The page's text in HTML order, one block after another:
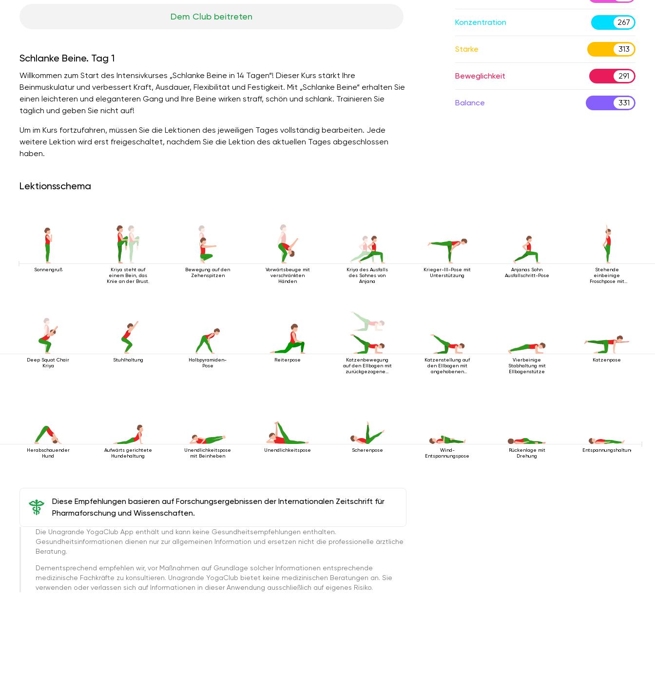
Dem Club beitreten
Schlanke Beine. Tag 1
Willkommen zum Start des Intensivkurses „Schlanke Beine in 14 Tagen“! Dieser Kurs stärkt Ihre
Beinmuskulatur und verbessert Kraft, Ausdauer, Flexibilität und Festigkeit. Mit „Schlanke Beine“ erhalten Sie
einen leichteren und eleganteren Gang und Ihre Beine wirken straff, schön und schlank. Trainieren Sie
täglich und geben Sie nicht auf!
Um im Kurs fortzufahren, müssen Sie die Lektionen des jeweiligen Tages vollständig bearbeiten. Jede
weitere Lektion wird erst freigeschaltet, nachdem Sie die Lektion des aktuellen Tages abgeschlossen
haben.
Konzentration 267
Stärke 313
Beweglichkeit 291
Balance 331
Lektionsschema
Sonnengruß
Kriya steht auf
einem Bein, das
Knie an der Brust.
Bewegung auf den
Zehenspitzen
Vorwärtsbeuge mit
verschränkten
Händen
Kriya des Ausfalls
des Sohnes von
Anjana
Krieger-III-Pose mit
Unterstützung
Anjanas Sohn
Ausfallschritt-Pose
Stehende
einbeinige
Froschpose mit
Deep Squat Chair
Kriya
Stuhlhaltung
Halbpyramiden-
Pose
Reiterpose
Katzenbewegung
auf den Ellbogen mit
zurückgezogenem
Katzenstellung auf
den Ellbogen mit
angehobenen
Vierbeinige
Stabhaltung mit
Ellbogenstütze
Katzenpose
Herabschauender
Hund
Aufwärts gerichtete
Hundehaltung
Unendlichkeitspose
mit Beinheben
Unendlichkeitspose Scherenpose
Wind-
Entspannungspose
Rückenlage mit
Drehung
Entspannungshaltung
Diese Empfehlungen basieren auf Forschungsergebnissen der Internationalen Zeitschrift für
Pharmaforschung und Wissenschaften.
Die Unagrande YogaClub App enthält und kann keine Gesundheitsempfehlungen enthalten.
Gesundheitsinformationen dienen nur zur allgemeinen Information und ersetzen nicht die professionelle ärztliche
Beratung.
Dementsprechend empfehlen wir, vor Maßnahmen auf Grundlage solcher Informationen entsprechende
medizinische Fachkräfte zu konsultieren. Unagrande YogaClub bietet keine medizinischen Beratungen an. Sie
verwenden oder verlassen sich auf Informationen in dieser Anwendung ausschließlich auf eigenes Risiko.